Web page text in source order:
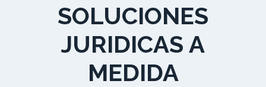
SOLUCIONES
JURIDICAS A
MEDIDA